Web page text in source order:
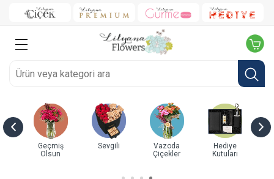
Doğum Günü Yeni İş/Terfi Yıl Dönümü Kutuda Güller